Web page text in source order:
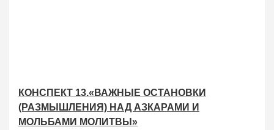
КОНСПЕКТ 13.«ВАЖНЫЕ ОСТАНОВКИ
(РАЗМЫШЛЕНИЯ) НАД АЗКАРАМИ И
МОЛЬБАМИ МОЛИТВЫ»